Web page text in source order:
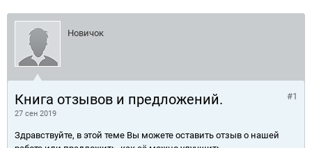
Новичок
Книга отзывов и предложений.
27 сен 2019
#1
Здравствуйте, в этой теме Вы можете оставить отзыв о нашей